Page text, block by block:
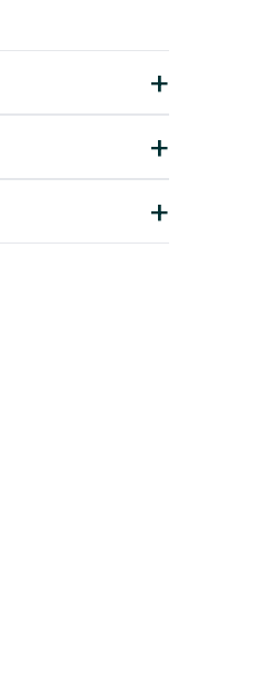
+
+
+